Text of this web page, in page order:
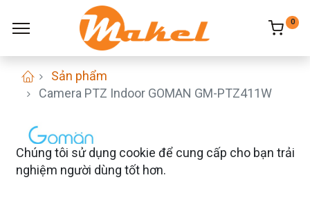
0
Sản phẩm
Camera PTZ Indoor GOMAN GM-PTZ411W
Chúng tôi sử dụng cookie để cung cấp cho bạn trải
nghiệm người dùng tốt hơn.